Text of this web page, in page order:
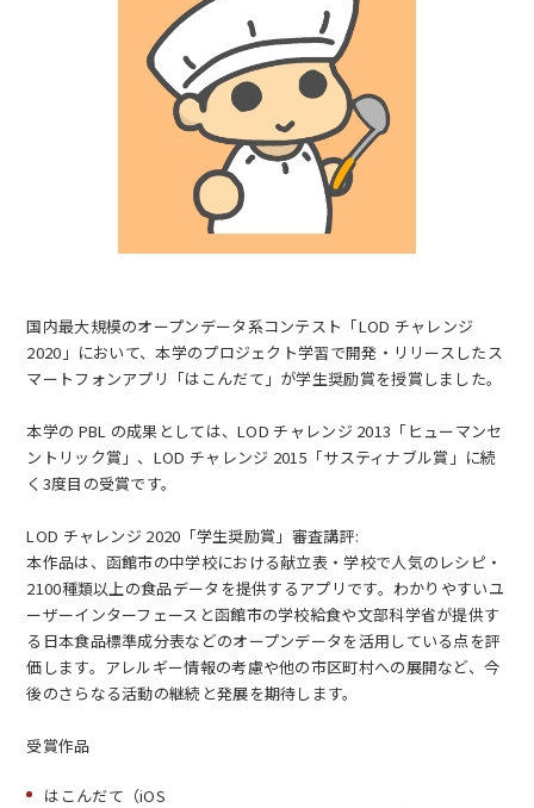
コンセプト動画
国内最大規模のオープンデータ系コンテスト「LOD チャレンジ
2020」において、本学のプロジェクト学習で開発・リリースしたス
マートフォンアプリ「はこんだて」が学生奨励賞を授賞しました。
本学の PBL の成果としては、LOD チャレンジ 2013「ヒューマンセ
ントリック賞」、LOD チャレンジ 2015「サスティナブル賞」に続
く3度目の受賞です。
LOD チャレンジ 2020「学生奨励賞」審査講評:
本作品は、函館市の中学校における献立表・学校で人気のレシピ・
2100種類以上の食品データを提供するアプリです。わかりやすいユ
ーザーインターフェースと函館市の学校給食や文部科学省が提供す
る日本食品標準成分表などのオープンデータを活用している点を評
価します。アレルギー情報の考慮や他の市区町村への展開など、今
後のさらなる活動の継続と発展を期待します。
受賞作品
はこんだて（iOS